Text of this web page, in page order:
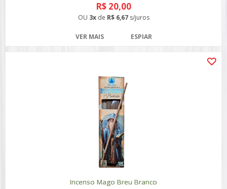
R$ 20,00
OU 3xde R$ 6,67s/juros
VER MAIS ESPIAR
Incenso Mago Breu Branco